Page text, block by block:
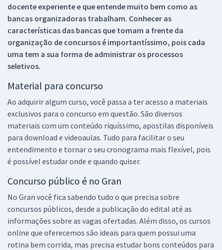
docente experiente e que entende muito bem como as
bancas organizadoras trabalham. Conhecer as
características das bancas que tomam a frente da
organização de concursos é importantíssimo, pois cada
uma tem a sua forma de administrar os processos
seletivos.
Material para concurso
Ao adquirir algum curso, você passa a ter acesso a materiais
exclusivos para o concurso em questão. São diversos
materiais com um conteúdo riquíssimo, apostilas disponíveis
para download e videoaulas. Tudo para facilitar o seu
entendimento e tornar o seu cronograma mais flexível, pois
é possível estudar onde e quando quiser.
Concurso público é no Gran
No Gran você fica sabendo tudo o que precisa sobre
concursos públicos, desde a publicação do edital até as
informações sobre as vagas ofertadas. Além disso, os cursos
online que oferecemos são ideais para quem possui uma
rotina bem corrida, mas precisa estudar bons conteúdos para